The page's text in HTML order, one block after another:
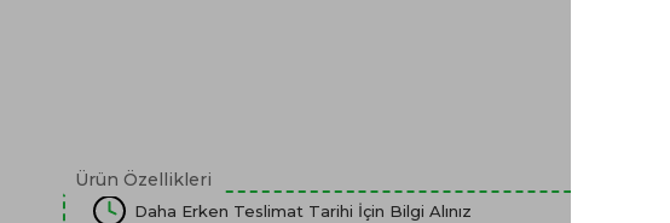
Ürün Özellikleri
Daha Erken Teslimat Tarihi İçin Bilgi Alınız